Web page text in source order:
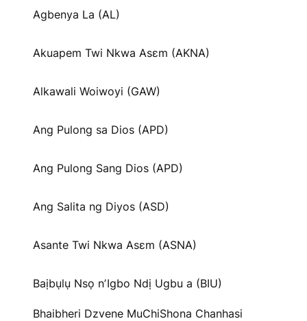
Agbenya La (AL)
Akuapem Twi Nkwa Asɛm (AKNA)
Alkawali Woiwoyi (GAW)
Ang Pulong sa Dios (APD)
Ang Pulong Sang Dios (APD)
Ang Salita ng Diyos (ASD)
Asante Twi Nkwa Asɛm (ASNA)
Baịbụlụ Nsọ nʼIgbo Ndị Ugbu a (BIU)
Bhaibheri Dzvene MuChiShona Chanhasi